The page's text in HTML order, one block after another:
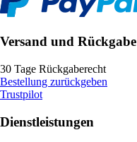
Versand und Rückgabe
30 Tage Rückgaberecht
Bestellung zurückgeben
Trustpilot
Dienstleistungen